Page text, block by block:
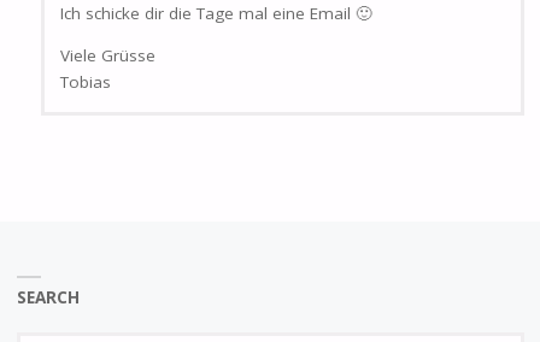
Ich schicke dir die Tage mal eine Email 🙂
Viele Grüsse
Tobias
SEARCH